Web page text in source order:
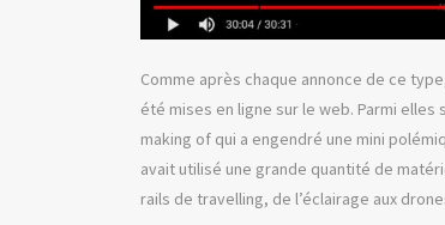
Comme après chaque annonce de ce
été mises en ligne sur le web. Parmi
making of qui a engendré une mini
avait utilisé une grande quantité de
rails de travelling, de l’éclairage aux